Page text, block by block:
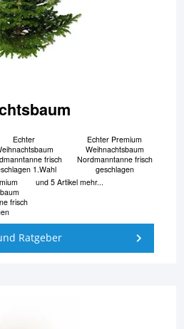
Echter
frisch
1.Wahl
Echter Premium
Weihnachtsbaum
Nordmanntanne frisch
geschlagen
frisch
und 5 Artikel mehr...
Ratgeber